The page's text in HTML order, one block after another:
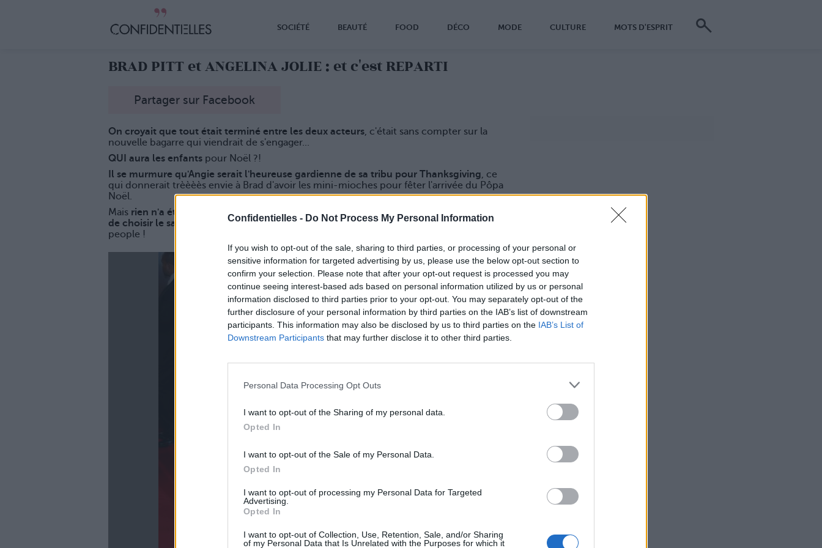
Confidentielles - Do Not Process My Personal Information
If you wish to opt-out of the sale, sharing to third parties, or processing of your personal or
sensitive information for targeted advertising by us, please use the below opt-out section to
confirm your selection. Please note that after your opt-out request is processed you may
continue seeing interest-based ads based on personal information utilized by us or personal
information disclosed to third parties prior to your opt-out. You may separately opt-out of the
further disclosure of your personal information by third parties on the IAB’s list of downstream
participants. This information may also be disclosed by us to third parties on the IAB’s List of
Downstream Participants that may further disclose it to other third parties.
Personal Data Processing Opt Outs
I want to opt-out of the Sharing of my personal data.
Opted In
I want to opt-out of the Sale of my Personal Data.
Opted In
I want to opt-out of processing my Personal Data for Targeted
Advertising.
Opted In
I want to opt-out of Collection, Use, Retention, Sale, and/or Sharing
of my Personal Data that Is Unrelated with the Purposes for which it
SOCIÉTÉ BEAUTÉ FOOD DÉCO MODE CULTURE MOTS D'ESPRIT
BRAD PITT et ANGELINA JOLIE : et c'est REPARTI
Partager sur Facebook
On croyait que tout était terminé entre les deux acteurs, c'était sans compter sur la
nouvelle bagarre qui viendrait de s'engager...
QUI aura les enfants pour Noël ?!
Il se murmure qu'Angie serait l'heureuse gardienne de sa tribu pour Thanksgiving, ce
qui donnerait trèèèès envie à Brad d'avoir les mini-mioches pour fêter l'arrivée du Pôpa
Noël.
Mais rien n'a été confirmé par les deux principaux intéressés qui sont peut-être en train
de choisir le sapin ensembleen se marrant comme des baleines à la lecture de la presse
people !